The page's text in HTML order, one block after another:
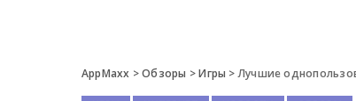
AppMaxx >Обзоры >Игры >Лучшие